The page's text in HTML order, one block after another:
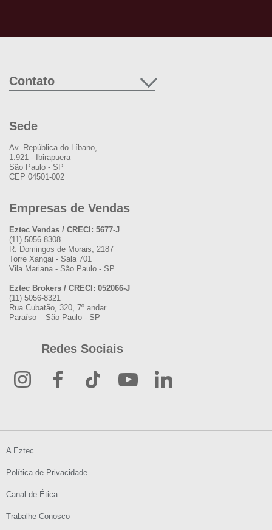
Contato
Sede
Av. República do Líbano,
1.921 - Ibirapuera
São Paulo - SP
CEP 04501-002
Empresas de Vendas
Eztec Vendas / CRECI: 5677-J
(11) 5056-8308
R. Domingos de Morais, 2187
Torre Xangai - Sala 701
Vila Mariana - São Paulo - SP
Eztec Brokers / CRECI: 052066-J
(11) 5056-8321
Rua Cubatão, 320, 7º andar
Paraíso – São Paulo - SP
Redes Sociais
A Eztec
Política de Privacidade
Canal de Ética
Trabalhe Conosco